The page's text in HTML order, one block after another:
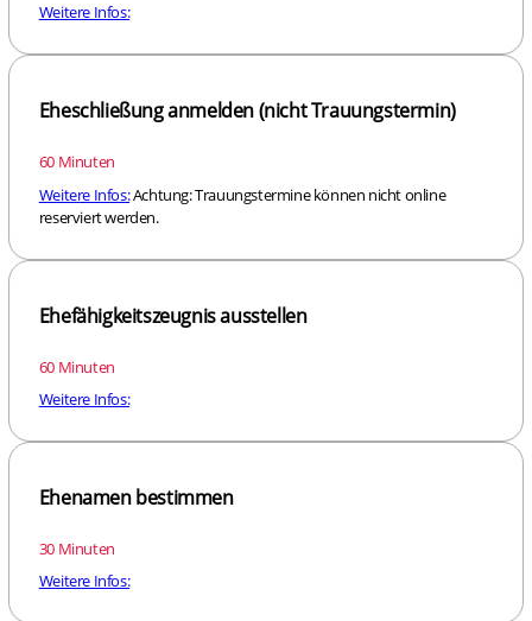
Weitere Infos:
Eheschließung anmelden (nicht Trauungstermin)
60 Minuten
Weitere Infos:Achtung: Trauungstermine können nicht online
reserviert werden.
Ehefähigkeitszeugnis ausstellen
60 Minuten
Weitere Infos:
Ehenamen bestimmen
30 Minuten
Weitere Infos: